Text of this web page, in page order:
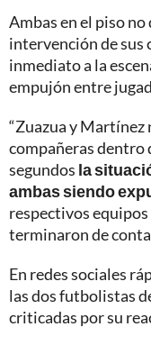
Ambas en el piso
intervención de sus
inmediato a la
empujón entre
“Zuazua y Martínez
compañeras dentro
segundos la
ambas siendo
respectivos equipos
terminaron de
En redes sociales
las dos futbolistas
criticadas por su